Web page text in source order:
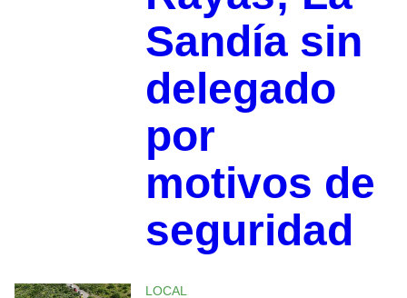
Sandía sin
delegado
por
motivos de
seguridad
LOCAL